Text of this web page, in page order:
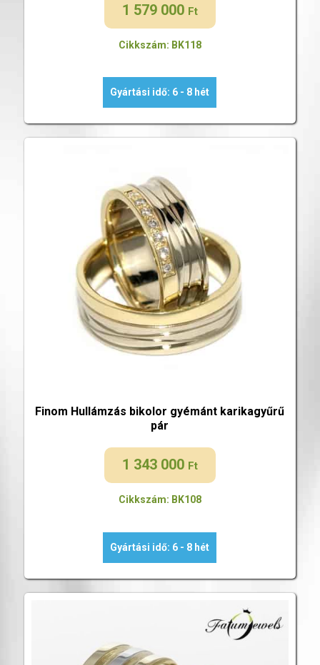
1 579 000 Ft
Cikkszám: BK118
Gyártási idő: 6 - 8 hét
Finom Hullámzás bikolor gyémánt karikagyűrű
pár
1 343 000 Ft
Cikkszám: BK108
Gyártási idő: 6 - 8 hét